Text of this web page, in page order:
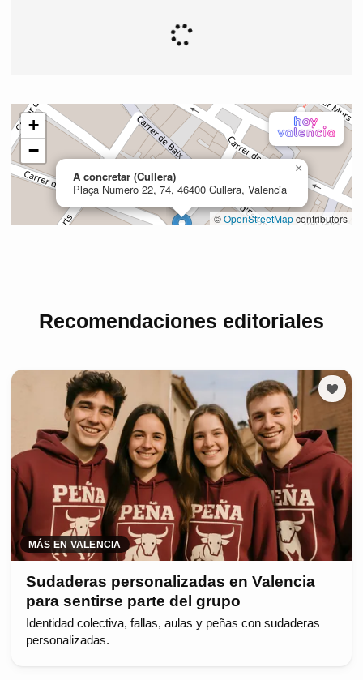
Recomendaciones editoriales
MÁS EN VALENCIA
Sudaderas personalizadas en Valencia
para sentirse parte del grupo
Identidad colectiva, fallas, aulas y peñas con sudaderas
personalizadas.